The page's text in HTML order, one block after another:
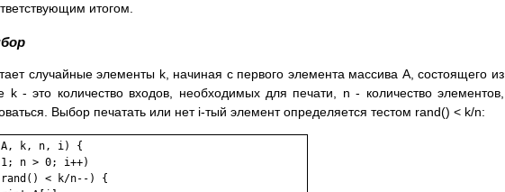
итогом.
случайные элементы k, начиная с первого элемента массива A, состоящего из
- это количество входов, необходимых для печати, n - количество элементов,
Выбор печатать или нет i-тый элемент определяется тестом rand() < k/n:
k, n, i) {
n > 0; i++)
< k/n--) {